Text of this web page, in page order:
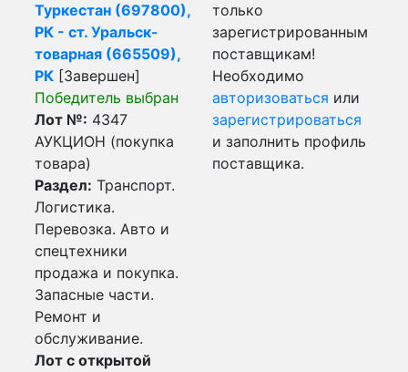
Туркестан (697800),
РК - ст. Уральск-
товарная (665509),
РК [Завершен]
Победитель выбран
Лот №: 4347
АУКЦИОН (покупка
товара)
Раздел: Транспорт.
Логистика.
Перевозка. Авто и
спецтехники
продажа и покупка.
Запасные части.
Ремонт и
обслуживание.
Лот с открытой
только
зарегистрированным
поставщикам!
Необходимо
авторизоваться или
зарегистрироваться
и заполнить профиль
поставщика.